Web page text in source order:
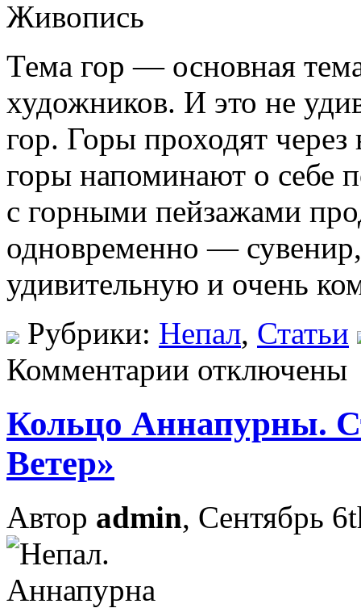
Тема гор — основная
художников. И это не
гор. Горы проходят
горы напоминают о себе
с горными пейзажами
одновременно —
удивительную и очень
Рубрики: Непал, Статьи
Комментарии отключены
Кольцо Аннапурны.
Ветер»
Автор admin, Сентябрь